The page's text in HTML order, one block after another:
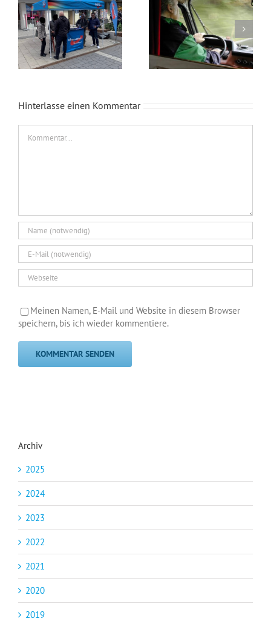
Hinterlasse einen Kommentar
Meinen Namen, E-Mail und Website in diesem Browser
speichern, bis ich wieder kommentiere.
Archiv
2025
2024
2023
2022
2021
2020
2019